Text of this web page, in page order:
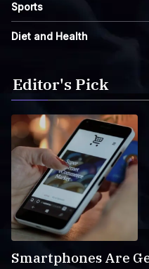
Sports
Diet and Health
Editor's Pick
Smartphones Are